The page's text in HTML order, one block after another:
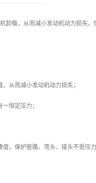
卸载，从而减小发动机动力损失
从而减小发动机动力损失；
恒定压力；
，保护管路、弯头、接头不受压力